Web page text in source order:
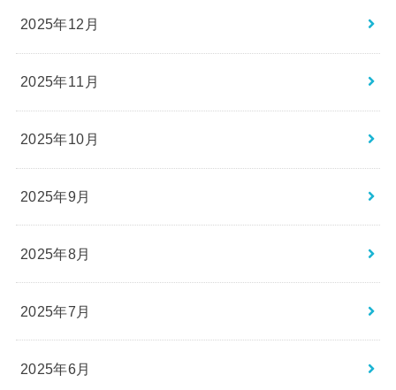
2025年12月
2025年11月
2025年10月
2025年9月
2025年8月
2025年7月
2025年6月